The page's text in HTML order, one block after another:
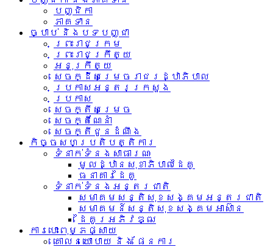
បញ្ជិកា
ភាគទាន
ច្បាប់ និងបទបញ្ជា
ព្រះរាជក្រម
ព្រះរាជក្រឹត្យ
អនុក្រឹត្យ
សេចក្ដីសម្រេចរាជរដ្ឋាភិបាល
ប្រកាសអន្តរក្រសួង
ប្រកាស
សេចក្តីសម្រេច
សេចក្តីណែនាំ
សេចក្តីជូនដំណឹង
កិច្ចសហប្រតិបត្តិការ
ទំនាក់ទំនង​សាធារណៈ
មូលដ្ឋានសុខាភិបាលដៃគូ
ធនាគារដៃគូ
ទំនាក់​ទំនង​អន្តរ​ជាតិ
សមាគមសន្តិសុខសង្គមអន្តរជាតិ
សមាគមន៍សន្តិសុខសង្គមអាស៊ាន​
ដៃគូរអភិវឌ្ឍ
ការបោះពុម្ភផ្សាយ
គោលនយោបាយ និង ផែនការ